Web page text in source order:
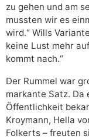
zu gehen und am
mussten wir es
wird.“ Wills
keine Lust mehr
kommt nach.“
Der Rummel war
markante Satz. Da
Öffentlichkeit
Kroymann, Hella
Folkerts – freuten